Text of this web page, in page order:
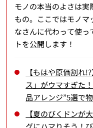
モノの本当のよさは実
もの。ここではモノ
なさんに代わって使
トを公開します！
【もはや原価割れ
ス」がウマすぎた
品アレンジ”5選で
【夏のびくドンが